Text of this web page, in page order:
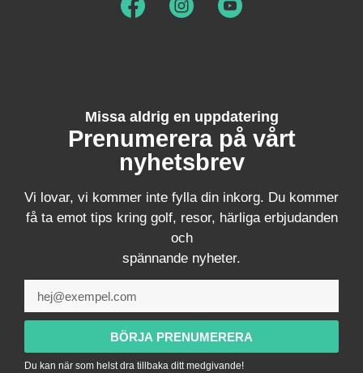
Missa aldrig en uppdatering
Prenumerera på vårt
nyhetsbrev
Vi lovar, vi kommer inte fylla din inkorg. Du kommer
få ta emot tips kring golf, resor, härliga erbjudanden
och
spännande nyheter.
BÖRJA PRENUMERERA
Du kan när som helst dra tillbaka ditt medgivande!